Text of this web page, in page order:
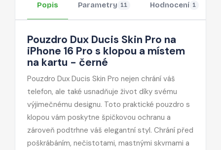
Popis Parametry 11 Hodnocení 1
Pouzdro Dux Ducis Skin Pro na
iPhone 16 Pro s klopou a místem
na kartu - černé
Pouzdro Dux Ducis Skin Pro nejen chrání váš
telefon, ale také usnadňuje život díky svému
výjimečnému designu. Toto praktické pouzdro s
klopou vám poskytne špičkovou ochranu a
zároveň podtrhne váš elegantní styl. Chrání před
poškrábáním, nečistotami, mastnými skvrnami a